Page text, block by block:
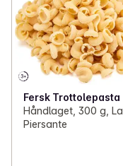
Fersk Trottolepasta
Håndlaget, 300 g, La
Piersante